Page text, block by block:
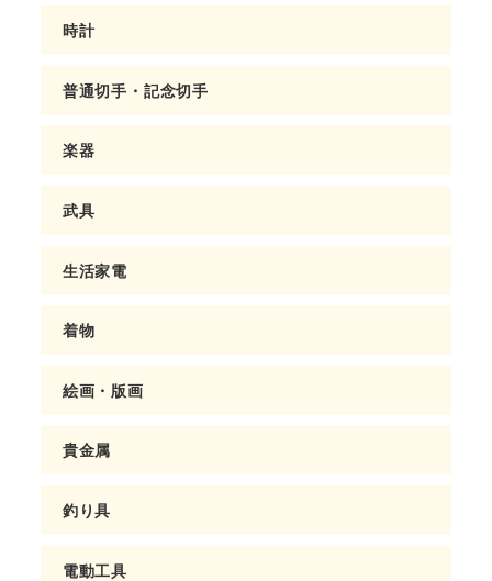
時計
普通切手・記念切手
楽器
武具
生活家電
着物
絵画・版画
貴金属
釣り具
電動工具